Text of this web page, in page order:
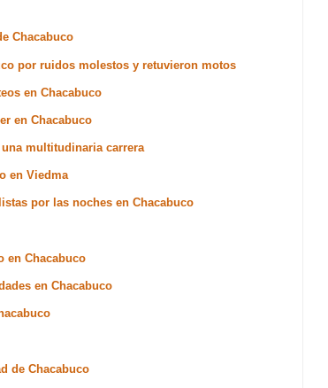
Chacabuco
por ruidos molestos y retuvieron motos
en Chacabuco
en Chacabuco
multitudinaria carrera
en Viedma
por las noches en Chacabuco
en Chacabuco
en Chacabuco
de Chacabuco